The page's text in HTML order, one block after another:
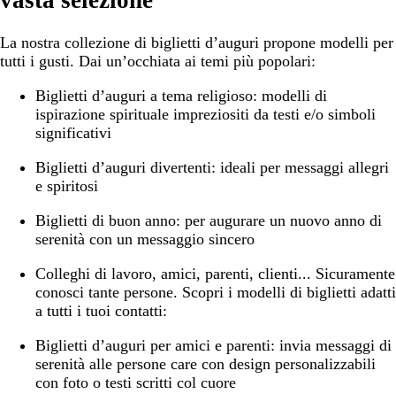
La nostra collezione di biglietti d’auguri propone modelli per
tutti i gusti. Dai un’occhiata ai temi più popolari:
Biglietti d’auguri a tema religioso: modelli di
ispirazione spirituale impreziositi da testi e/o simboli
significativi
Biglietti d’auguri divertenti: ideali per messaggi allegri
e spiritosi
Biglietti di buon anno: per augurare un nuovo anno di
serenità con un messaggio sincero
Colleghi di lavoro, amici, parenti, clienti... Sicuramente
conosci tante persone. Scopri i modelli di biglietti adatti
a tutti i tuoi contatti:
Biglietti d’auguri per amici e parenti: invia messaggi di
serenità alle persone care con design personalizzabili
con foto o testi scritti col cuore